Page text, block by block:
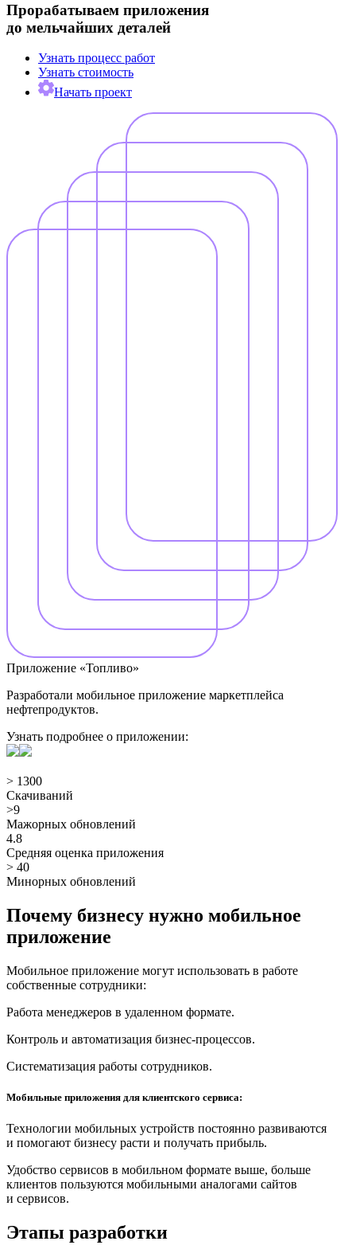
Прорабатываем приложения
до мельчайших деталей
Узнать процесс работ
Узнать стоимость
Начать проект
Приложение «Топливо»
Разработали мобильное приложение маркетплейса
нефтепродуктов.
Узнать подробнее о приложении:
> 1300
Скачиваний
>9
Мажорных обновлений
4.8
Средняя оценка приложения
> 40
Минорных обновлений
Почему бизнесу нужно мобильное
приложение
Мобильное приложение могут использовать в работе
собственные сотрудники:
Работа менеджеров в удаленном формате.
Контроль и автоматизация бизнес-процессов.
Систематизация работы сотрудников.
Мобильные приложения для клиентского сервиса:
Технологии мобильных устройств постоянно развиваются
и помогают бизнесу расти и получать прибыль.
Удобство сервисов в мобильном формате выше, больше
клиентов пользуются мобильными аналогами сайтов
и сервисов.
Этапы разработки